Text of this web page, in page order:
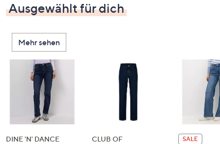
Ausgewählt für dich
Mehr sehen
DINE 'N' DANCE
CLUB OF
SALE